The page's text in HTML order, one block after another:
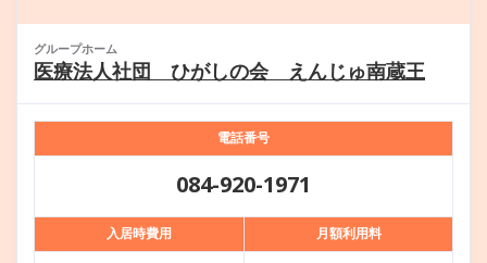
グループホーム
医療法人社団 ひがしの会 えんじゅ南蔵王
電話番号
084-920-1971
入居時費用 月額利用料